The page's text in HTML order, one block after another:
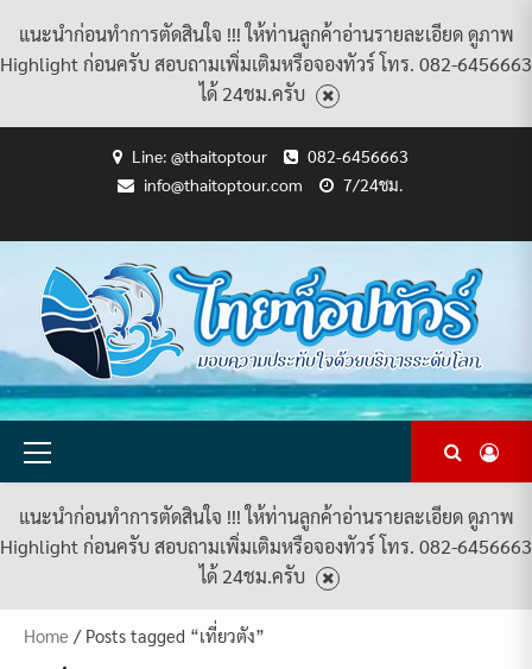
แนะนำก่อนทำการตัดสินใจ !!! ให้ท่านลูกค้าอ่านรายละเอียด ดูภาพ
Highlight ก่อนครับ สอบถามเพิ่มเติมหรือจองทัวร์ โทร. 082-6456663
ได้ 24ชม.ครับ
Line: @thaitoptour
082-6456663
info@thaitoptour.com
7/24ชม.
CONDITIONS
ทัวร์
ทั้งหมด
สู่
ไทย
ท็อป
ทัวร์
เราทั้งหมด
Primary
แนะนำก่อนทำการตัดสินใจ !!! ให้ท่านลูกค้าอ่านรายละเอียด ดูภาพ
Highlight ก่อนครับ สอบถามเพิ่มเติมหรือจองทัวร์ โทร. 082-6456663
ได้ 24ชม.ครับ
Home / Posts tagged “เที่ยวตัง”